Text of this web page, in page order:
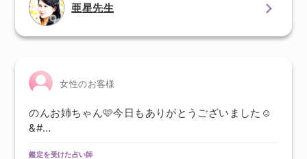
亜星先生
女性のお客様
のんお姉ちゃん🩷今日もありがとうございました☺️
&#…
鑑定を受けた占い師